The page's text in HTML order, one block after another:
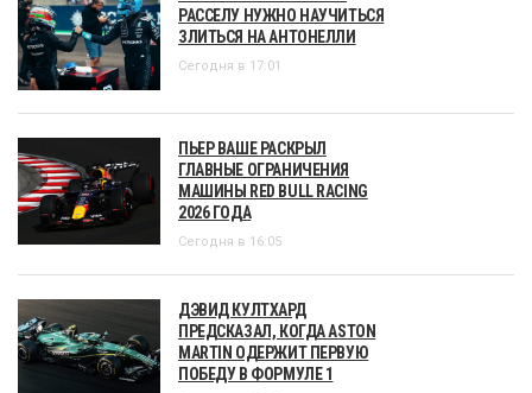
РАССЕЛУ НУЖНО НАУЧИТЬСЯ
ЗЛИТЬСЯ НА АНТОНЕЛЛИ
Сегодня в 17:01
ПЬЕР ВАШЕ РАСКРЫЛ
ГЛАВНЫЕ ОГРАНИЧЕНИЯ
МАШИНЫ RED BULL RACING
2026 ГОДА
Сегодня в 16:05
ДЭВИД КУЛТХАРД
ПРЕДСКАЗАЛ, КОГДА ASTON
MARTIN ОДЕРЖИТ ПЕРВУЮ
ПОБЕДУ В ФОРМУЛЕ 1